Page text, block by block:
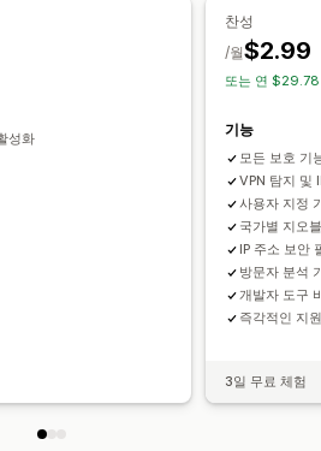
사기 알림
스 저작권 메시지
성화
찬성
$2.99
/월
또는 연 $29.78
기능
모든 보호 기
VPN 탐지 및
사용자 지정
국가별 지오
IP 주소 보안
방문자 분석
개발자 도구
즉각적인 지
3일 무료 체험